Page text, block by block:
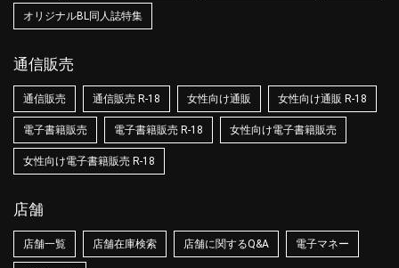
オリジナルBL同人誌特集
通信販売
通信販売 通信販売 R-18 女性向け通販 女性向け通販 R-18
電子書籍販売 電子書籍販売 R-18 女性向け電子書籍販売
女性向け電子書籍販売 R-18
店舗
店舗一覧 店舗在庫検索 店舗に関するQ&A 電子マネー